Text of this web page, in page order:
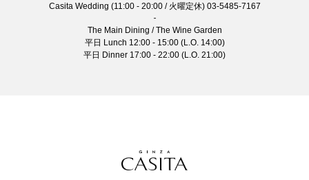
Casita Wedding (11:00 - 20:00 / 火曜定休) 03-5485-7167
The Main Dining / The Wine Garden
平日 Lunch 12:00 - 15:00 (L.O. 14:00)
平日 Dinner 17:00 - 22:00 (L.O. 21:00)